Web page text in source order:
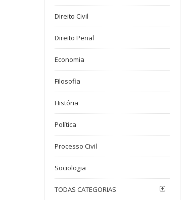
Direito Civil
Direito Penal
Economia
Filosofia
História
Política
Processo Civil
Sociologia
TODAS CATEGORIAS